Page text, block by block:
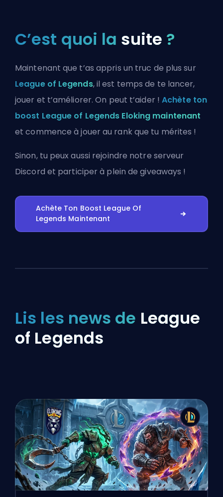
C’est quoi la suite ?
Maintenant que t’as appris un truc de plus sur
League of Legends, il est temps de te lancer,
jouer et t’améliorer. On peut t’aider !Achète ton
boost League of Legends Eloking maintenant
et commence à jouer au rank que tu mérites !
Sinon, tu peux aussi rejoindre notre serveur
Discord et participer à plein de giveaways !
Achète Ton Boost League Of
Legends Maintenant
Lis les news de League
of Legends